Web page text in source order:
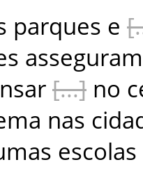
parques e
asseguram
no
nas
escolas